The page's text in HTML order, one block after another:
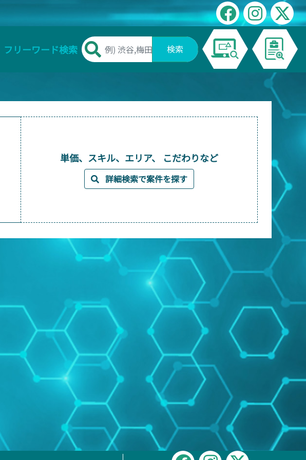
フリーワード検索 検索
単価、スキル、エリア、 こだわりなど
詳細検索で案件を探す